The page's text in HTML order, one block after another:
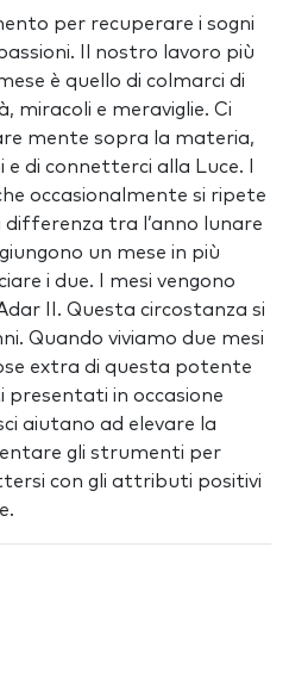
per recuperare i sogni
Il nostro lavoro più
è quello di colmarci di
miracoli e meraviglie. Ci
mente sopra la materia,
di connetterci alla Luce. I
occasionalmente si ripete
differenza tra l’anno lunare
un mese in più
i due. I mesi vengono
II. Questa circostanza si
Quando viviamo due mesi
extra di questa potente
presentati in occasione
aiutano ad elevare la
gli strumenti per
con gli attributi positivi